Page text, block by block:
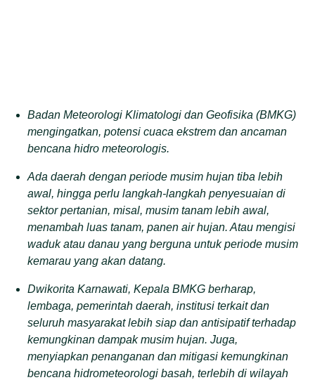
Badan Meteorologi Klimatologi dan Geofisika (BMKG)
mengingatkan, potensi cuaca ekstrem dan ancaman
bencana hidro meteorologis.
Ada daerah dengan periode musim hujan tiba lebih
awal, hingga perlu langkah-langkah penyesuaian di
sektor pertanian, misal, musim tanam lebih awal,
menambah luas tanam, panen air hujan. Atau mengisi
waduk atau danau yang berguna untuk periode musim
kemarau yang akan datang.
Dwikorita Karnawati, Kepala BMKG berharap,
lembaga, pemerintah daerah, institusi terkait dan
seluruh masyarakat lebih siap dan antisipatif terhadap
kemungkinan dampak musim hujan. Juga,
menyiapkan penanganan dan mitigasi kemungkinan
bencana hidrometeorologi basah, terlebih di wilayah